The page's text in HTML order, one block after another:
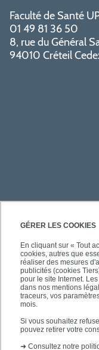
GÉRER LES COOKIES
En cliquant sur « Tout
cookies, autres que
réaliser des mesures
publicités (cookies
pour le site Internet.
dans nos mentions
traceurs, vos
mois.
Si vous souhaitez
pouvez retirer votre
➜ Consultez notre
Faculté de Santé
01 49 81 36 50
8, rue du Général
94010 Créteil
PRATIQUE
ACCÈS RAPIDES
SUIVEZ-NOUS